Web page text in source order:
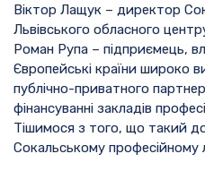
Віктор Лащук – директор
Львівського обласного
Роман Рупа – підприємець,
Європейські країни широко
публічно-приватного
фінансуванні закладів
Тішимося з того, що такий
Сокальському професійному